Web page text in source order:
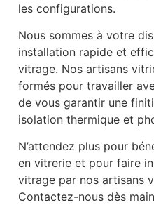
les configurations.
Nous sommes à votre
installation rapide et
vitrage. Nos artisans
formés pour travailler
de vous garantir une
isolation thermique et
N’attendez plus pour
en vitrerie et pour faire
vitrage par nos artisans
Contactez-nous dès